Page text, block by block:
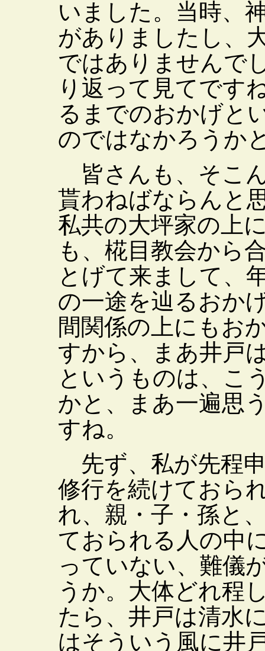
いました。当時、
がありましたし、
ではありませんで
り返って見てです
るまでのおかげと
のではなかろうか
皆さんも、そこ
貰わねばならんと
私共の大坪家の上
も、椛目教会から
とげて来まして、
の一途を辿るおか
間関係の上にもお
すから、まあ井戸
というものは、こ
かと、まあ一遍思
すね。
先ず、私が先程
修行を続けておら
れ、親・子・孫と
ておられる人の中
っていない、難儀
うか。大体どれ程
たら、井戸は清水
はそういう風に井